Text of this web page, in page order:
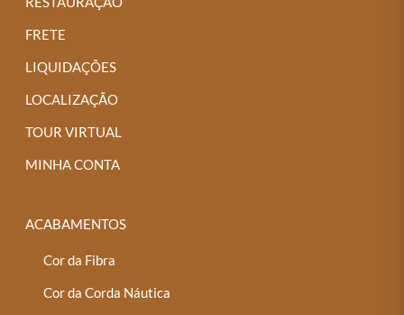
FRETE
LIQUIDAÇÕES
LOCALIZAÇÃO
TOUR VIRTUAL
MINHA CONTA
ACABAMENTOS
Cor da Fibra
Cor da Corda Náutica